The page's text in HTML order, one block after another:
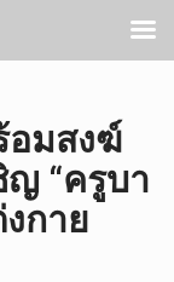
อมสงฆ์
ญ “ครูบา
กาย